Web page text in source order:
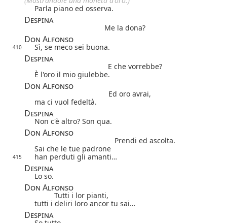
Parla piano ed osserva.
Despina
Me la dona?
Don Alfonso
410 Sì, se meco sei buona.
Despina
E che vorrebbe?
È l'oro il mio giulebbe.
Don Alfonso
Ed oro avrai,
ma ci vuol fedeltà.
Despina
Non c'è altro? Son qua.
Don Alfonso
Prendi ed ascolta.
Sai che le tue padrone
415 han perduti gli amanti…
Despina
Lo so.
Don Alfonso
Tutti i lor pianti,
tutti i deliri loro ancor tu sai…
Despina